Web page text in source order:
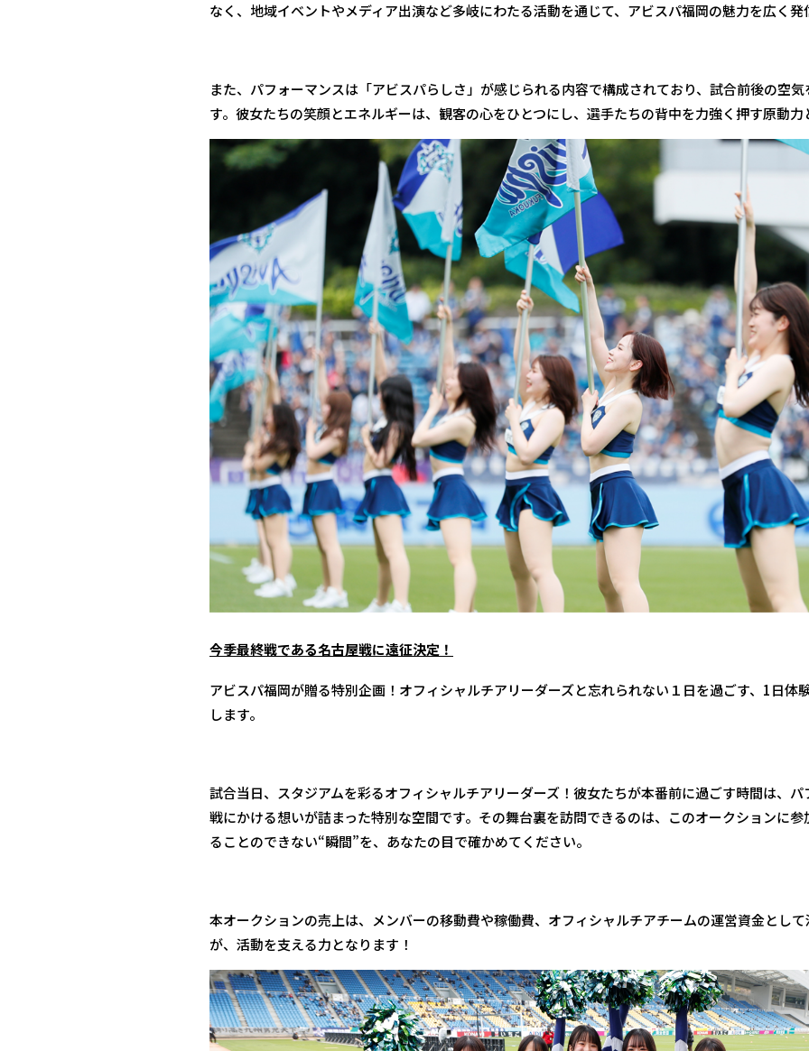
なく、地域イベントやメディア出演など多岐にわたる活動を通じて、アビスパ福岡の魅力を広く発
また、パフォーマンスは「アビスパらしさ」が感じられる内容で構成されており、試合前後の空
す。彼女たちの笑顔とエネルギーは、観客の心をひとつにし、選手たちの背中を力強く押す原動力
今季最終戦である名古屋戦に遠征決定！
アビスパ福岡が贈る特別企画！オフィシャルチアリーダーズと忘れられない１日を過ごす、1日体
します。
試合当日、スタジアムを彩るオフィシャルチアリーダーズ！彼女たちが本番前に過ごす時間は、
戦にかける想いが詰まった特別な空間です。その舞台裏を訪問できるのは、このオークションに
ることのできない“瞬間”を、あなたの目で確かめてください。
本オークションの売上は、メンバーの移動費や稼働費、オフィシャルチアチームの運営資金とし
が、活動を支える力となります！